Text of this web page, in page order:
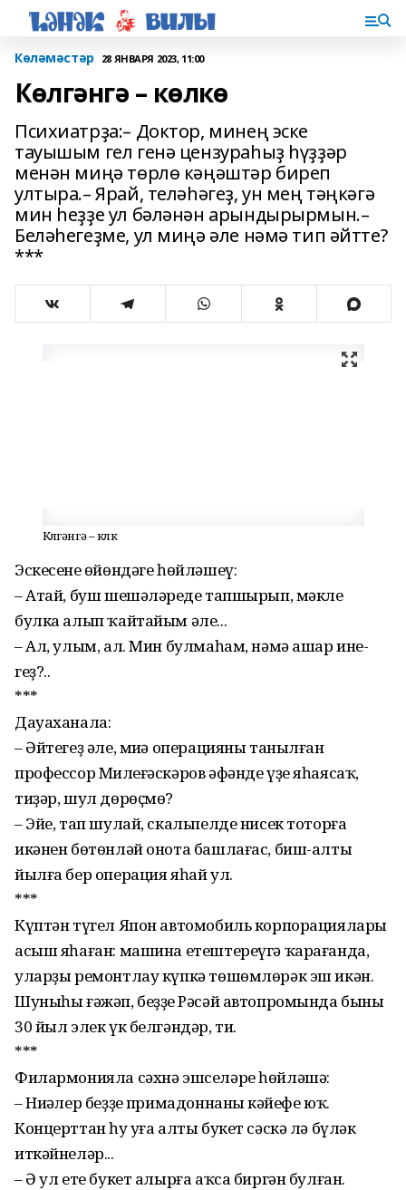
Көләмәстәр 28 ЯНВАРЯ 2023, 11:00
Көлгәнгә – көлкө
Психиатрҙа:– Доктор, минең эске
тауышым гел генә цензураһыҙ һүҙ­ҙәр
менән миңә төрлө кә­ңәш­тәр биреп
ултыра.– Ярай, теләһәгеҙ, ун мең тәң­­кәгә
мин һеҙҙе ул бәләнән арындырырмын.–
Беләһегеҙме, ул миңә әле нәмә тип әйтте?
***
Көлгәнгә – көлкө
Эскесенең өйөндәге һөй­лә­шеү:
– Атай, буш шешәләреңде тапшырып, мәкле
булка алып ҡайтайым әле...
– Ал, улым, ал. Мин булма­һам, нәмә ашар ине­
геҙ?..
***
Дауаханала:
– Әйтегеҙ әле, миңә операцияны танылған
профессор Миңлеғәскәров әфәнде үҙе яһаясаҡ,
тиҙәр, шул дөрөҫмө?
– Эйе, тап шулай, скальпелде нисек тоторға
икәнен бө­төнләй онота башлағас, биш-алты
йылға бер операция яһай ул.
***
Күптән түгел Япон автомобиль корпорациялары
асыш яһаған: машина етеш­те­реүгә ҡарағанда,
улар­ҙы ремонтлау күпкә төшөмлөрәк эш икән.
Шуныһы ғәжәп, беҙҙең Рәсәй автопромында быны
30 йыл элек үк белгәндәр, ти.
***
Филармонияла сәхнә эш­селәре һөйләшә:
– Ниңәлер беҙҙең прима­дон­наның кә­йефе юҡ.
Концерттан һуң уға алты букет сәскә лә бүләк
иткәй­неләр...
– Ә ул ете букет алырға аҡса биргән булған.